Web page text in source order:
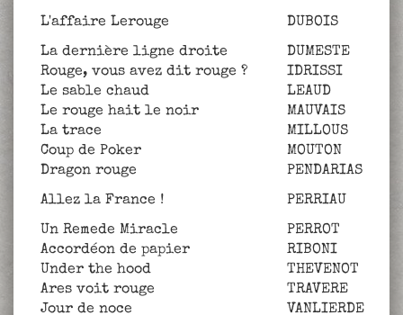
L'affaire Lerouge DUBOIS
La dernière ligne droite
DUMESTE
Rouge, vous avez dit rouge ?
IDRISSI
Le sable chaud
LEAUD
Le rouge hait le noir
MAUVAIS
La trace
MILLOUS
Coup de Poker
MOUTON
Dragon rouge
PENDARIAS
Allez la France ! PERRIAU
Un Remede Miracle
PERROT
Accordéon de papier
RIBONI
Under the hood
THEVENOT
Ares voit rouge
TRAVERE
Jour de noce
VANLIERDE